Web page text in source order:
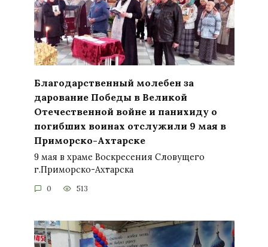
Благодарственный молебен за
дарование Победы в Великой
Отечественной войне и панихиду о
погибших воинах отслужили 9 мая в
Приморско-Ахтарске
9 мая в храме Воскресения Словущего
г.Приморско-Ахтарска
0 513